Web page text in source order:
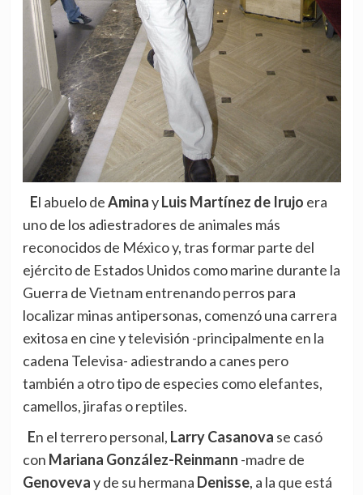
El abuelo deAminayLuis Martínez de Irujo era
uno de los adiestradores de animales más
reconocidos de México y, tras formar parte del
ejército de Estados Unidos como marine durante la
Guerra de Vietnam entrenando perros para
localizar minas antipersonas, comenzó una carrera
exitosa en cine y televisión -principalmente en la
cadena Televisa- adiestrando a canes pero
también a otro tipo de especies como elefantes,
camellos, jirafas o reptiles.
En el terrero personal, Larry Casanova se casó
con Mariana González-Reinmann -madre de
Genovevay de su hermana Denisse, a la que está